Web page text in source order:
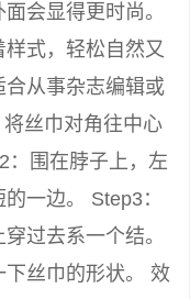
会显得更时尚。
式，轻松自然又
从事杂志编辑或
丝巾对角往中心
：围在脖子上，左
一边。 Step3：
过去系一个结。
丝巾的形状。 效